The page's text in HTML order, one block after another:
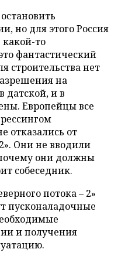
но для этого Россия
то
фантастический
строительства нет
на
датской, и в
Европейцы все
отказались от
Они не вводили
они должны
собеседник.
потока – 2»
пусконаладочные
и получения